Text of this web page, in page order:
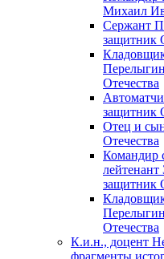
Михаил
Сержант
защитник
Отечества
защитник
Отец и
Отечества
Командир
защитник
Отечества
К.и.н., доцент
фрагменты